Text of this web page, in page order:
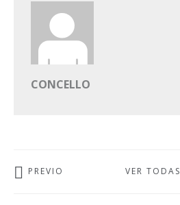
CONCELLO
PREVIO VER TODAS